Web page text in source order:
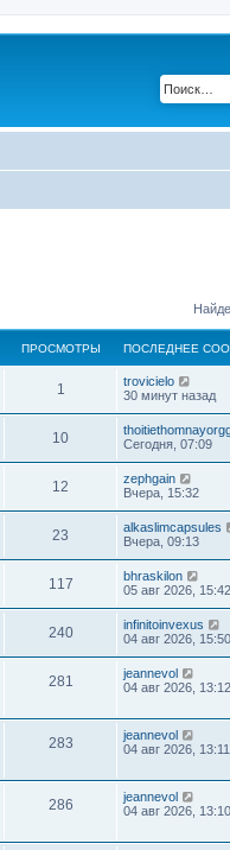
ПРОСМОТРЫ ПОСЛЕДНЕЕ
1
trovicielo
30 минут назад
10
Сегодня, 07:09
12
zephgain
Вчера, 15:32
23
alkaslimcapsules
Вчера, 09:13
117
bhraskilon
05 авг 2026, 15:42
240
infinitoinvexus
04 авг 2026, 15:50
281
jeannevol
04 авг 2026, 13:12
283
jeannevol
04 авг 2026, 13:11
286
jeannevol
04 авг 2026, 13:10